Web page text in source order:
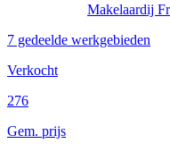
Makelaardij
7 gedeelde werkgebieden
Verkocht
276
Gem. prijs